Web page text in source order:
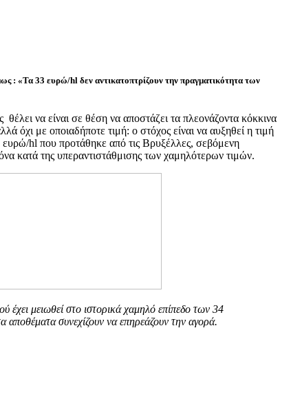
: «Τα 33 ευρώ/hl δεν αντικατοπτρίζουν την πραγματικότητα των
θέλει να είναι σε θέση να αποστάζει τα πλεονάζοντα κόκκινα
όχι με οποιαδήποτε τιμή: ο στόχος είναι να αυξηθεί η τιμή
hl που προτάθηκε από τις Βρυξέλλες, σεβόμενη
κατά της υπεραντιστάθμισης των χαμηλότερων τιμών.
έχει μειωθεί στο ιστορικά χαμηλό επίπεδο των 34
αποθέματα συνεχίζουν να επηρεάζουν την αγορά.